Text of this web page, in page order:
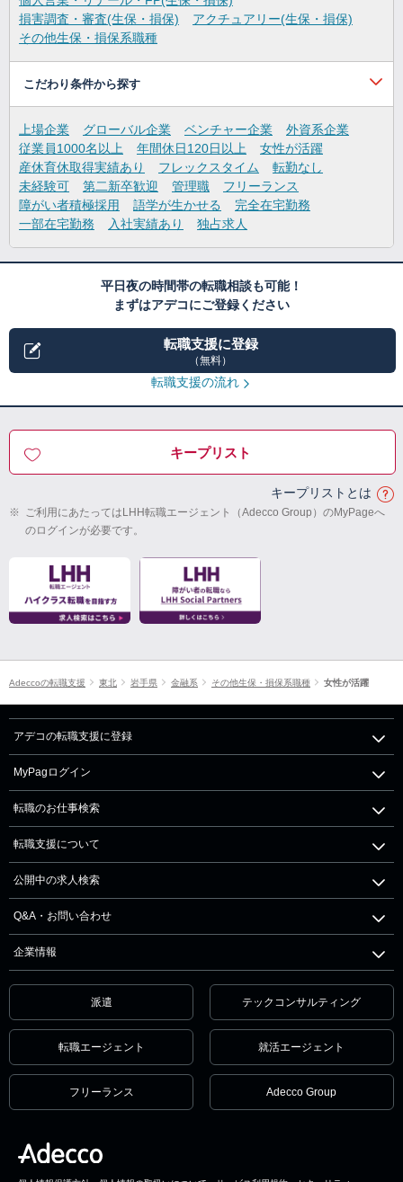
損害調査・審査(生保・損保)
アクチュアリー(生保・損保)
その他生保・損保系職種
こだわり条件から探す
上場企業 グローバル企業 ベンチャー企業
外資系企業
従業員1000名以上
年間休日120日以上
女性が活躍
産休育休取得実績あり
フレックスタイム
転勤なし
未経験可
第二新卒歓迎 管理職
フリーランス
障がい者積極採用
語学が生かせる
完全在宅勤務
一部在宅勤務
入社実績あり 独占求人
平日夜の時間帯の転職相談も可能！
まずはアデコにご登録ください
転職支援に登録
（無料）
転職支援の流れ
キープリスト
キープリストとは
※ ご利用にあたってはLHH転職エージェント（Adecco Group）のMyPageへ
のログインが必要です。
Adeccoの転職支援 東北 岩手県 金融系 その他生保・損保系職種 女性が活躍
アデコの転職支援に登録
MyPagログイン
転職のお仕事検索
転職支援について
公開中の求人検索
Q&A・お問い合わせ
企業情報
派遣 テックコンサルティング
転職エージェント 就活エージェント
フリーランス Adecco Group